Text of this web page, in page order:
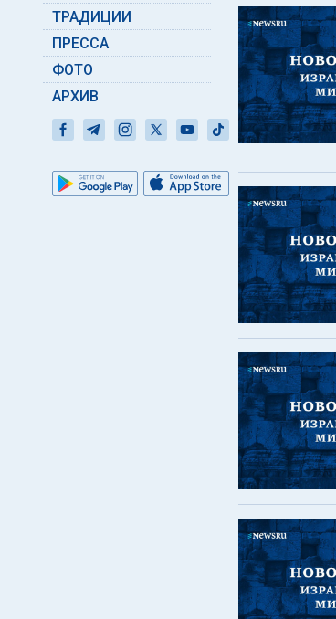
ТРАДИЦИИ
ПРЕССА
ФОТО
АРХИВ